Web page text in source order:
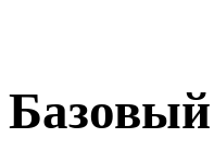
Базовый